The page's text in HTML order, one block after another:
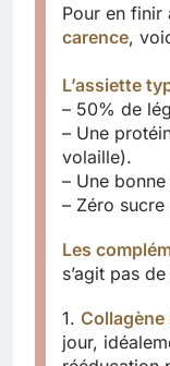
Pour en finir
carence,
L’assiette
– 50% de
– Une
volaille).
– Une
– Zéro
Les
s’agit pas
1.
jour,